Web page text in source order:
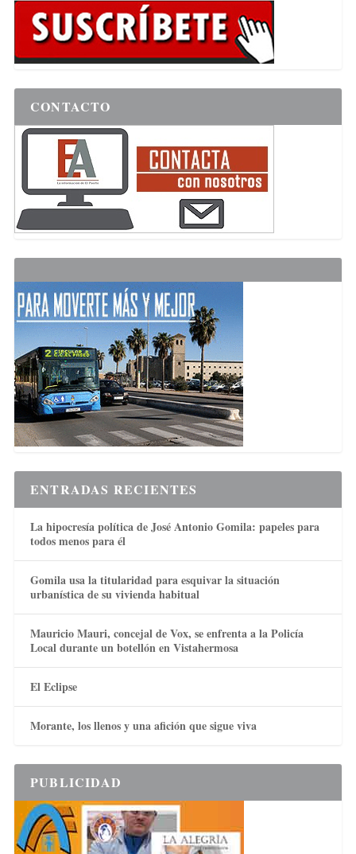
CONTACTO
ENTRADAS RECIENTES
La hipocresía política de José Antonio Gomila: papeles para
todos menos para él
Gomila usa la titularidad para esquivar la situación
urbanística de su vivienda habitual
Mauricio Mauri, concejal de Vox, se enfrenta a la Policía
Local durante un botellón en Vistahermosa
El Eclipse
Morante, los llenos y una afición que sigue viva
PUBLICIDAD